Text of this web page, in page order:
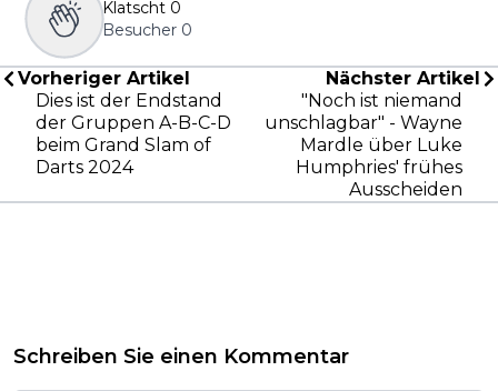
Klatscht 0
Besucher 0
Vorheriger Artikel
Dies ist der Endstand
der Gruppen A-B-C-D
beim Grand Slam of
Darts 2024
Nächster Artikel
"Noch ist niemand
unschlagbar" - Wayne
Mardle über Luke
Humphries' frühes
Ausscheiden
Schreiben Sie einen Kommentar